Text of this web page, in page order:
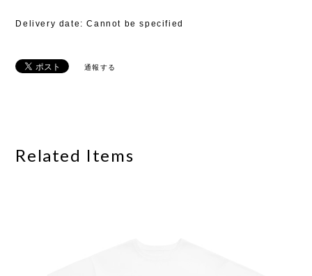
Delivery date: Cannot be specified
通報する
Related Items